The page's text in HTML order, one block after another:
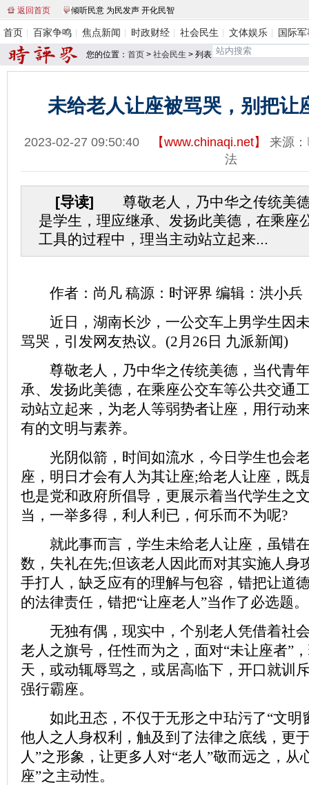
返回首页 倾听民意 为民发声 开化民智
首页 百家争鸣 焦点新闻 时政财经 社会民生 文体娱乐 国际
您的位置： 首页 > 社会民生 > 列表
未给老人让座被骂哭，别把让
2023-02-27 09:50:40 【www.chinaqi.net】 来源：
法
[导读] 尊敬老人，乃中华之传统美
是学生，理应继承、发扬此美德，在乘座
工具的过程中，理当主动站立起来...
作者：尚凡 稿源：时评界 编辑：洪小兵
近日，湖南长沙，一公交车上男学生因
骂哭，引发网友热议。(2月26日 九派新闻)
尊敬老人，乃中华之传统美德，当代青
承、发扬此美德，在乘座公交车等公共交通
动站立起来，为老人等弱势者让座，用行动
有的文明与素养。
光阴似箭，时间如流水，今日学生也会
座，明日才会有人为其让座;给老人让座，既
也是党和政府所倡导，更展示着当代学生之
当，一举多得，利人利已，何乐而不为呢?
就此事而言，学生未给老人让座，虽错
数，失礼在先;但该老人因此而对其实施人身
手打人，缺乏应有的理解与包容，错把让道
的法律责任，错把“让座老人”当作了必选题。
无独有偶，现实中，个别老人凭借着社
老人之旗号，任性而为之，面对“未让座者”
天，或动辄辱骂之，或居高临下，开口就训
强行霸座。
如此丑态，不仅于无形之中玷污了“文明
他人之人身权利，触及到了法律之底线，更
人”之形象，让更多人对“老人”敬而远之，从
座”之主动性。